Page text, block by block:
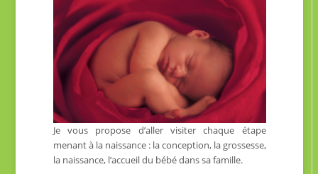
Je vous propose d’aller visiter chaque étape
menant à la naissance : la conception, la grossesse,
la naissance, l’accueil du bébé dans sa famille.